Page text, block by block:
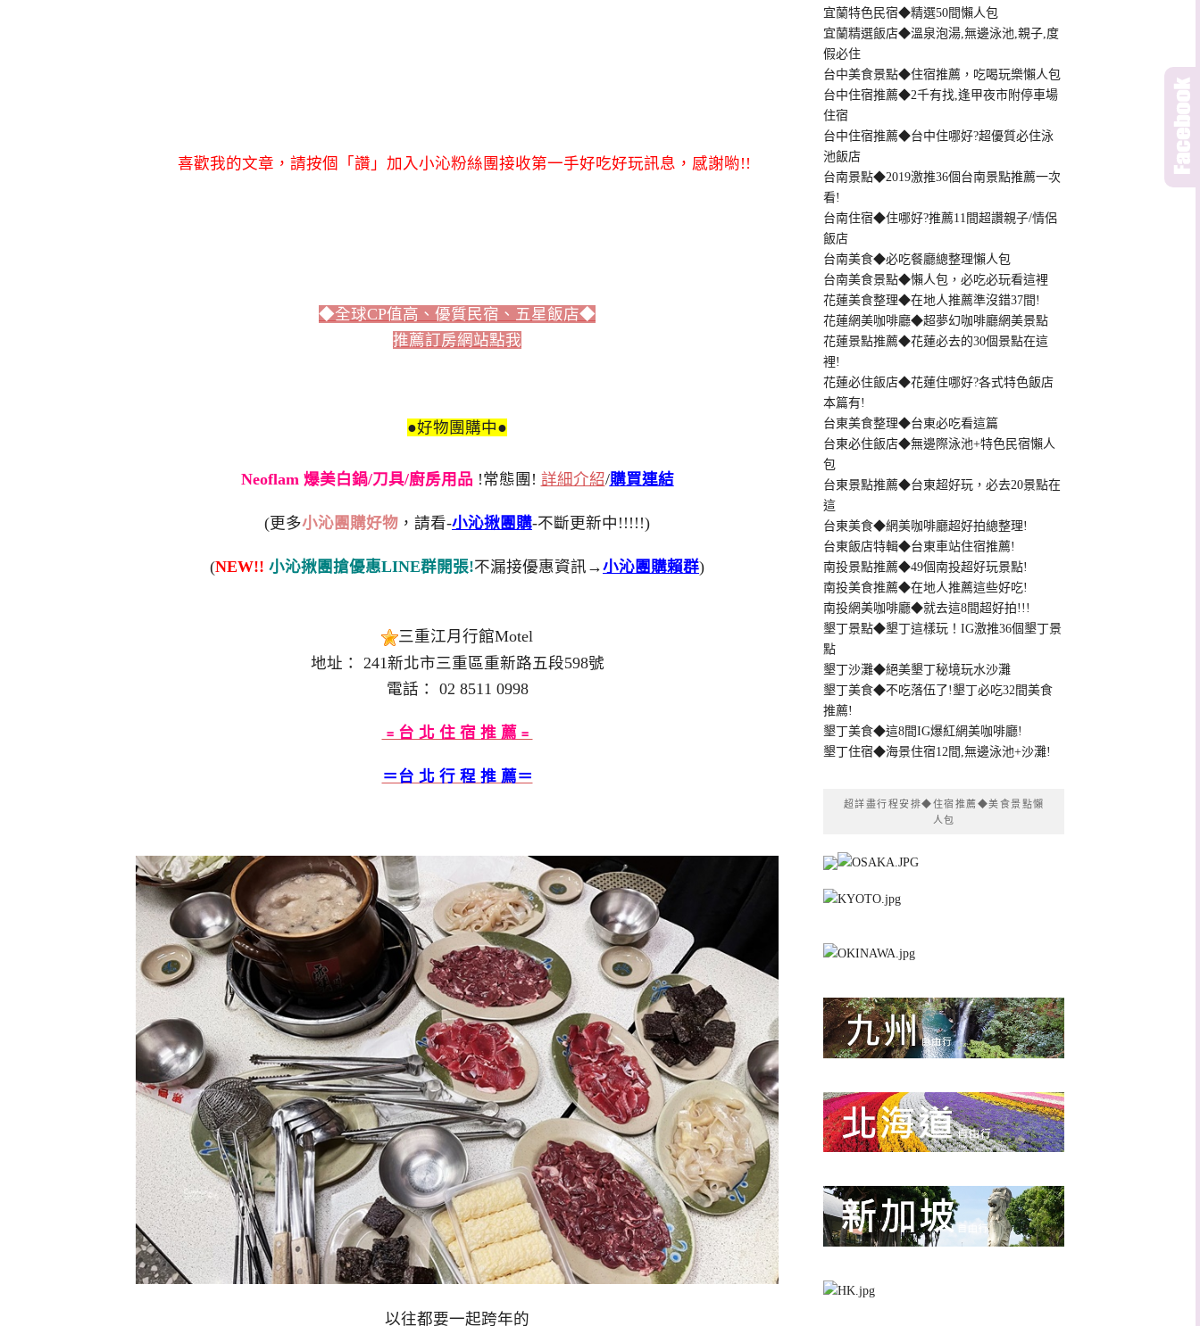
喜歡我的文章，請按個「讚」加入小沁粉絲團接收第一手好吃好玩訊息，感謝喲!!
◆全球CP值高、優質民宿、五星飯店◆
推薦訂房網站點我
●好物團購中●
Neoflam 爆美白鍋/刀具/廚房用品 !常態團! 詳細介紹/購買連結
(更多小沁團購好物 ，請看-小沁揪團購-不斷更新中!!!!!)
(NEW!! 小沁揪團搶優惠LINE群開張!不漏接優惠資訊→小沁團購賴群)
三重江月行館Motel
地址： 241新北市三重區重新路五段598號
電話： 02 8511 0998
﹦台 北 住 宿 推 薦﹦
＝台 北 行 程 推 薦＝
以往都要一起跨年的
宜蘭特色民宿◆精選50間懶人包
宜蘭精選飯店◆溫泉泡湯,無邊泳池,親子,度
假必住
台中美食景點◆住宿推薦，吃喝玩樂懶人包
台中住宿推薦◆2千有找,逢甲夜市附停車場
住宿
台中住宿推薦◆台中住哪好?超優質必住泳
池飯店
台南景點◆2019激推36個台南景點推薦一次
看!
台南住宿◆住哪好?推薦11間超讚親子/情侶
飯店
台南美食◆必吃餐廳總整理懶人包
台南美食景點◆懶人包，必吃必玩看這裡
花蓮美食整理◆在地人推薦準沒錯37間!
花蓮網美咖啡廳◆超夢幻咖啡廳網美景點
花蓮景點推薦◆花蓮必去的30個景點在這
裡!
花蓮必住飯店◆花蓮住哪好?各式特色飯店
本篇有!
台東美食整理◆台東必吃看這篇
台東必住飯店◆無邊際泳池+特色民宿懶人
包
台東景點推薦◆台東超好玩，必去20景點在
這
台東美食◆網美咖啡廳超好拍總整理!
台東飯店特輯◆台東車站住宿推薦!
南投景點推薦◆49個南投超好玩景點!
南投美食推薦◆在地人推薦這些好吃!
南投網美咖啡廳◆就去這8間超好拍!!!
墾丁景點◆墾丁這樣玩！IG激推36個墾丁景
點
墾丁沙灘◆絕美墾丁秘境玩水沙灘
墾丁美食◆不吃落伍了!墾丁必吃32間美食
推薦!
墾丁美食◆這8間IG爆紅網美咖啡廳!
墾丁住宿◆海景住宿12間,無邊泳池+沙灘!
超詳盡行程安排◆住宿推薦◆美食景點懶
人包